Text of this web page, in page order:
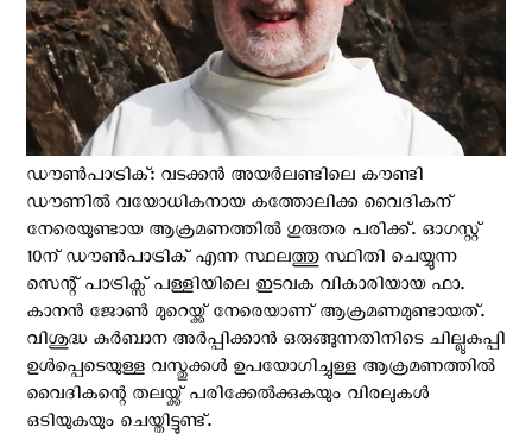
ഡൗൺപാട്രിക്: വടക്കൻ അയർലണ്ടിലെ കൗണ്ടി
ഡൗണില്‍ വയോധികനായ കത്തോലിക്ക വൈദികന്
നേരെയുണ്ടായ ആക്രമണത്തില്‍ ഗുരുതര പരിക്ക്. ഓഗസ്റ്റ്
10ന് ഡൗൺപാട്രിക് എന്ന സ്ഥലത്തു സ്ഥിതി ചെയ്യുന്ന
സെന്റ് പാട്രിക്സ് പള്ളിയിലെ ഇടവക വികാരിയായ ഫാ.
കാനൻ ജോൺ മുറെയ്ക്ക് നേരെയാണ് ആക്രമണമുണ്ടായത്.
വിശുദ്ധ കുർബാന അർപ്പിക്കാൻ ഒരുങ്ങുന്നതിനിടെ ചില്ലുകുപ്പി
ഉള്‍പ്പെടെയുള്ള വസ്തുക്കള്‍ ഉപയോഗിച്ചുള്ള ആക്രമണത്തില്‍
വൈദികന്റെ തലയ്ക്ക് പരിക്കേൽക്കുകയും വിരലുകൾ
ഒടിയുകയും ചെയ്തിട്ടുണ്ട്.